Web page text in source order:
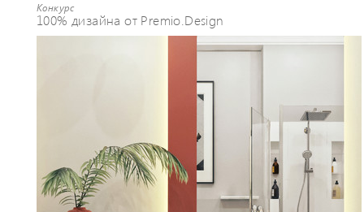
Конкурс
100% дизайна от Premio.Design